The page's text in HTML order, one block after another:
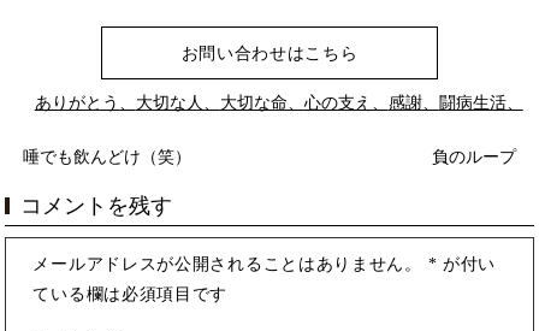
お問い合わせはこちら
ありがとう、 大切な人、 大切な命、 心の支え、 感謝、 闘病生活、
唾でも飲んどけ（笑） 負のループ
コメントを残す
メールアドレスが公開されることはありません。 * が付い
ている欄は必須項目です